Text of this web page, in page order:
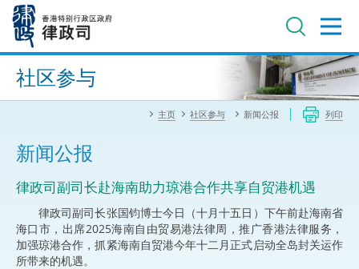
内
进阶搜寻
社区参与
主页 社区参与 新闻公报 列印
新闻公报
律政司副司长赴海南助力琼港合作共享自贸港机遇
律政司副司长张国钧博士今日（十月十五日）下午前赴海南省
海口市，出席2025海南自由贸易港法律周，推广香港法律服务，
加强琼港合作，抓紧海南自贸港今年十二月正式启动全岛封关运作
所带来的机遇。